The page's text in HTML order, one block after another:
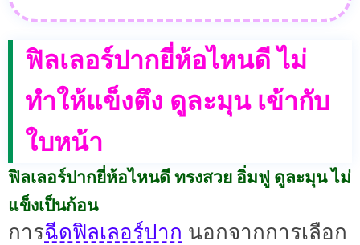
ฟิลเลอร์ปากยี่ห้อไหนดี ไม่
ทำให้แข็งตึง ดูละมุน เข้ากับ
ใบหน้า
ฟิลเลอร์ปากยี่ห้อไหนดี ทรงสวย อิ่มฟู ดูละมุน ไม่
แข็งเป็นก้อน
การฉีดฟิลเลอร์ปาก นอกจากการเลือก